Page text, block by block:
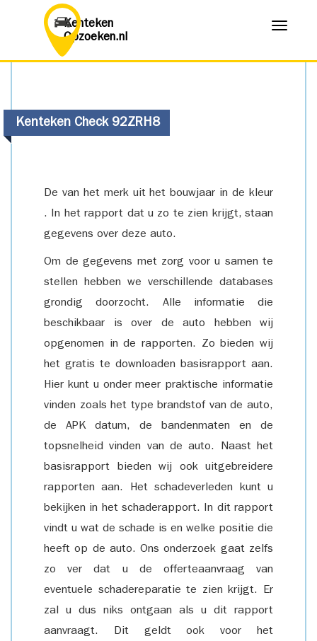
Kenteken
Opzoeken.nl
Menu
Kenteken Check 92ZRH8
De van het merk uit het bouwjaar in de kleur
. In het rapport dat u zo te zien krijgt, staan
gegevens over deze auto.
Om de gegevens met zorg voor u samen te
stellen hebben we verschillende databases
grondig doorzocht. Alle informatie die
beschikbaar is over de auto hebben wij
opgenomen in de rapporten. Zo bieden wij
het gratis te downloaden basisrapport aan.
Hier kunt u onder meer praktische informatie
vinden zoals het type brandstof van de auto,
de APK datum, de bandenmaten en de
topsnelheid vinden van de auto. Naast het
basisrapport bieden wij ook uitgebreidere
rapporten aan. Het schadeverleden kunt u
bekijken in het schaderapport. In dit rapport
vindt u wat de schade is en welke positie die
heeft op de auto. Ons onderzoek gaat zelfs
zo ver dat u de offerteaanvraag van
eventuele schadereparatie te zien krijgt. Er
zal u dus niks ontgaan als u dit rapport
aanvraagt. Dit geldt ook voor het